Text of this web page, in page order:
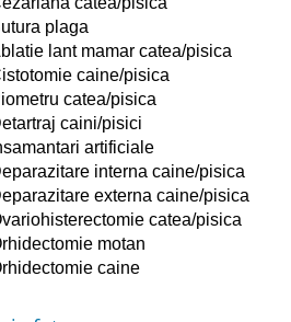
plaga
lant mamar catea/pisica
caine/pisica
catea/pisica
caini/pisici
artificiale
interna caine/pisica
externa caine/pisica
catea/pisica
motan
caine